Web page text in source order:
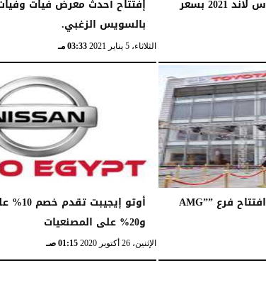
”المنصور” تطرح أوبل كروس لاند 2021 بسعر
إفتتاح أحدث معرض فيات
بالسويس الزغبي.
الثلاثاء، 5 يناير 2021 03:33 مـ
تويوتا إيجيبت تشارك في افتتاح فرع ””AMG
أوتو
و20% على المصنعيات
الإثنين، 26 أكتوبر 2020 01:15 صـ